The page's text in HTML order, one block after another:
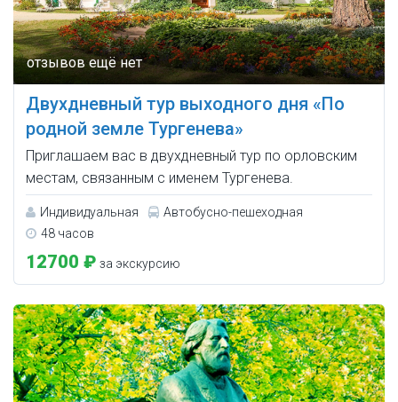
Двухдневный тур выходного дня «По
родной земле Тургенева»
Приглашаем вас в двухдневный тур по орловским
местам, связанным с именем Тургенева.
Индивидуальная
Автобусно-пешеходная
48 часов
12700 ₽ за экскурсию